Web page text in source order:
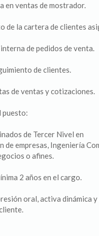
en ventas de mostrador.
de la cartera de clientes
de pedidos de venta.
de clientes.
de ventas y cotizaciones.
puesto:
de Tercer Nivel en
de empresas, Ingeniería
o afines.
2 años en el cargo.
oral, activa dinámica y